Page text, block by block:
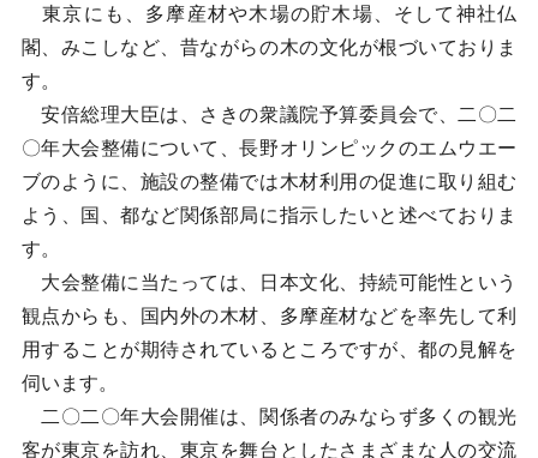
東京にも、多摩産材や木場の貯木場、そして神社仏
閣、みこしなど、昔ながらの木の文化が根づいておりま
す。
安倍総理大臣は、さきの衆議院予算委員会で、二〇二
〇年大会整備について、長野オリンピックのエムウエー
ブのように、施設の整備では木材利用の促進に取り組む
よう、国、都など関係部局に指示したいと述べておりま
す。
大会整備に当たっては、日本文化、持続可能性という
観点からも、国内外の木材、多摩産材などを率先して利
用することが期待されているところですが、都の見解を
伺います。
二〇二〇年大会開催は、関係者のみならず多くの観光
客が東京を訪れ、東京を舞台としたさまざまな人の交流